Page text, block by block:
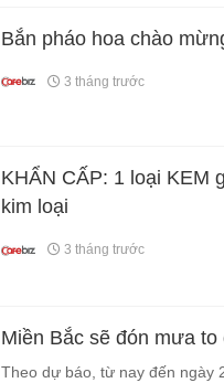
Bắn pháo hoa chào
3 tháng trước
KHẨN CẤP: 1 loại KEM
kim loại
3 tháng trước
Miền Bắc sẽ đón mưa
Theo dự báo, từ nay đến ngày